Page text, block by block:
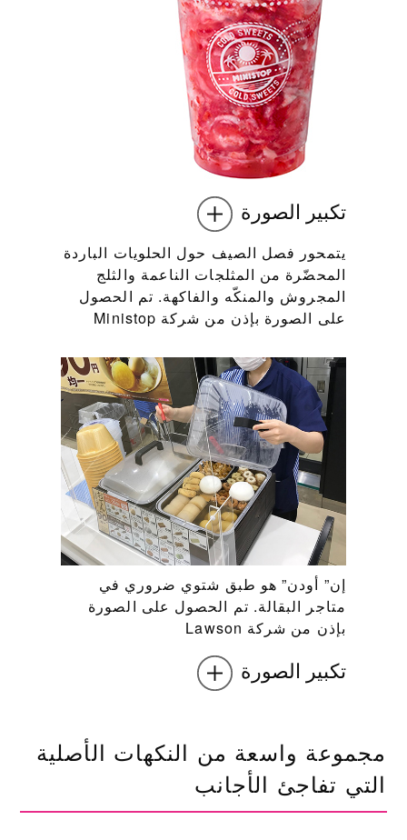
تكبير الصورة
يتمحور فصل الصيف حول الحلويات الباردة
المحضّرة من المثلجات الناعمة والثلج
المجروش والمنكّه والفاكهة. تم الحصول
على الصورة بإذن من شركة Ministop
إن” أودن” هو طبق شتوي ضروري في
متاجر البقالة. تم الحصول على الصورة
بإذن من شركة Lawson
تكبير الصورة
مجموعة واسعة من النكهات الأصلية
التي تفاجئ الأجانب